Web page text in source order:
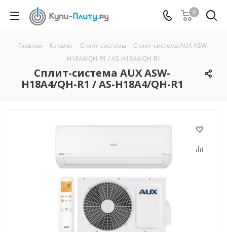
0
Главная - Каталог - Сплит-системы - Сплит-система AUX ASW-
H18A4/QH-R1 / AS-H18A4/QH-R1
Сплит-система AUX ASW-
H18A4/QH-R1 / AS-H18A4/QH-R1